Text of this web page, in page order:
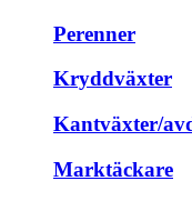
Perenner
Kryddväxter
Kantväxter/
Marktäckare